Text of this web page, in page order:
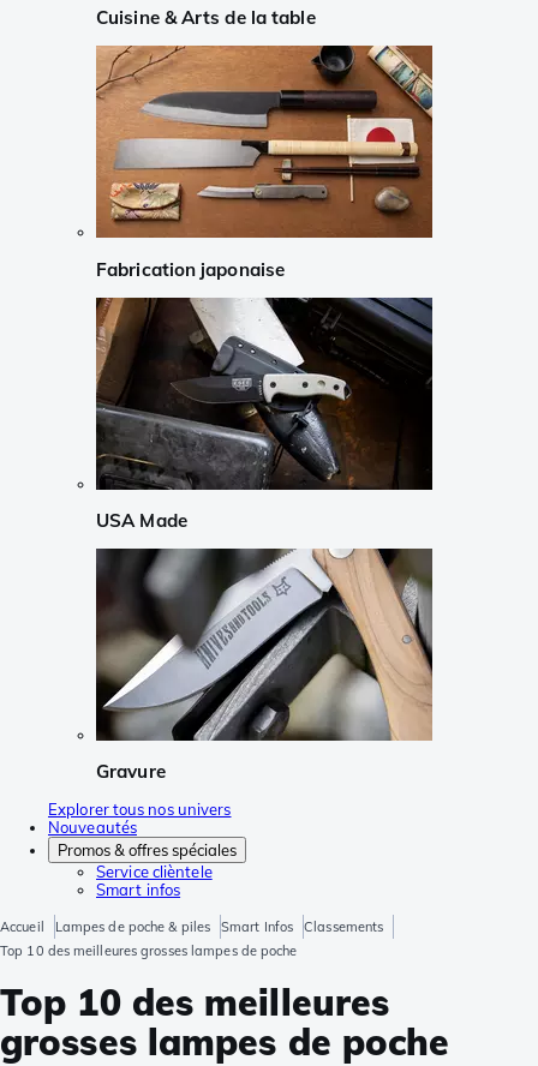
Cuisine & Arts de la table
Fabrication japonaise
USA Made
Gravure
Explorer tous nos univers
Nouveautés
Promos & offres spéciales
Service clièntele
Smart infos
Accueil Lampes de poche & piles Smart Infos
Classements
Top 10 des meilleures grosses lampes de poche
Top 10 des meilleures
grosses lampes de poche